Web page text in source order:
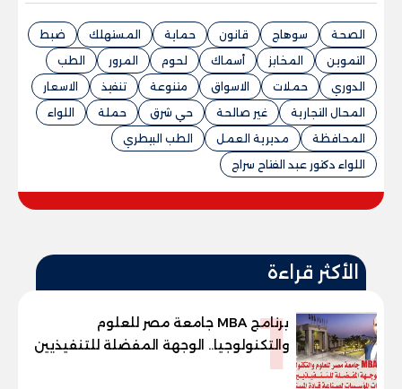
الصحة سوهاج قانون حماية المستهلك
ضبط
التموين
المخابز أسماك لحوم المرور
الطب
الدوري
حملات الاسواق متنوعة تنفيذ
الاسعار
المحال التجارية
غير صالحة حي شرق حملة
اللواء
المحافظة
مديرية العمل
الطب البيطري
اللواء دكتور عبد الفتاح سراج
الأكثر قراءة
1
برنامج MBA جامعة مصر للعلوم
والتكنولوجيا.. الوجهة المفضلة للتنفيذيين
وقيادات المؤسسات لصناعة قادة